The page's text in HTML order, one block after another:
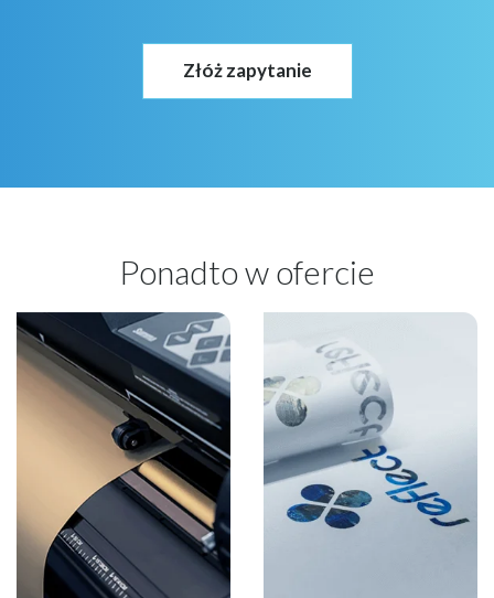
Złóż zapytanie
Ponadto w ofercie